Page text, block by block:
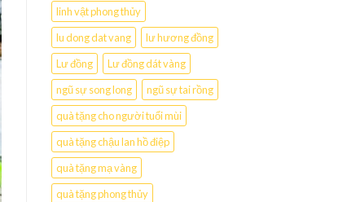
linh vật phong thủy
lu dong dat vang
lư hương đồng
Lư đồng
Lư đồng dát vàng
ngũ sự song long
ngũ sự tai rồng
quà tặng cho người tuổi mùi
quà tặng chậu lan hồ điệp
quà tặng mạ vàng
quà tặng phong thủy